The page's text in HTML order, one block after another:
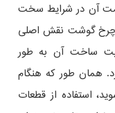
آن در شرایط سخت
چرخ گوشت نقش اصلی
ساخت آن به‌ طور
همان‌ طور که هنگام
استفاده از قطعات